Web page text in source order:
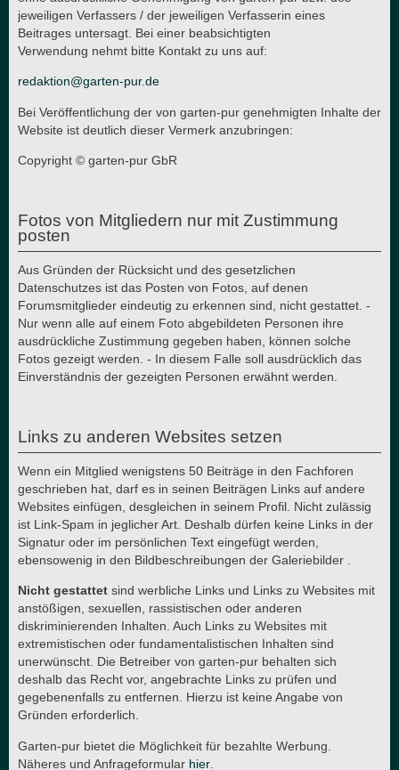
jeweiligen Verfassers / der jeweiligen Verfasserin eines
Beitrages untersagt. Bei einer beabsichtigten
Verwendung nehmt bitte Kontakt zu uns auf:
redaktion@garten-pur.de
Bei Veröffentlichung der von garten-pur genehmigten Inhalte der
Website ist deutlich dieser Vermerk anzubringen:
Copyright © garten-pur GbR
Fotos von Mitgliedern nur mit Zustimmung
posten
Aus Gründen der Rücksicht und des gesetzlichen
Datenschutzes ist das Posten von Fotos, auf denen
Forumsmitglieder eindeutig zu erkennen sind, nicht gestattet. -
Nur wenn alle auf einem Foto abgebildeten Personen ihre
ausdrückliche Zustimmung gegeben haben, können solche
Fotos gezeigt werden. - In diesem Falle soll ausdrücklich das
Einverständnis der gezeigten Personen erwähnt werden.
Links zu anderen Websites setzen
Wenn ein Mitglied wenigstens 50 Beiträge in den Fachforen
geschrieben hat, darf es in seinen Beiträgen Links auf andere
Websites einfügen, desgleichen in seinem Profil. Nicht zulässig
ist Link-Spam in jeglicher Art. Deshalb dürfen keine Links in der
Signatur oder im persönlichen Text eingefügt werden,
ebensowenig in den Bildbeschreibungen der Galeriebilder .
Nicht gestattet sind werbliche Links und Links zu Websites mit
anstößigen, sexuellen, rassistischen oder anderen
diskriminierenden Inhalten. Auch Links zu Websites mit
extremistischen oder fundamentalistischen Inhalten sind
unerwünscht. Die Betreiber von garten-pur behalten sich
deshalb das Recht vor, angebrachte Links zu prüfen und
gegebenenfalls zu entfernen. Hierzu ist keine Angabe von
Gründen erforderlich.
Garten-pur bietet die Möglichkeit für bezahlte Werbung.
Näheres und Anfrageformular hier